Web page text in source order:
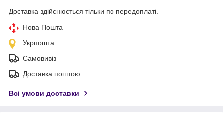
Доставка здійснюється тільки по передоплаті.
Нова Пошта
Укрпошта
Самовивіз
Доставка поштою
Всі умови доставки